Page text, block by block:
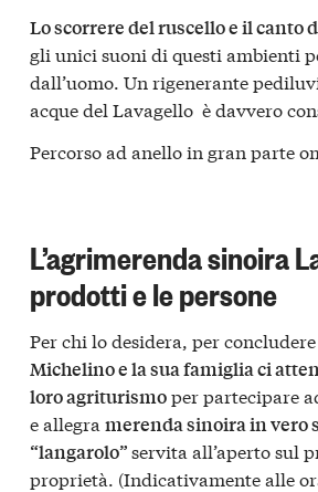
Lo scorrere del ruscello e il canto
gli unici suoni di questi ambienti
dall’uomo. Un rigenerante
acque del Lavagello è davvero
Percorso ad anello in gran parte
L’agrimerenda sinoira
prodotti e le persone
Per chi lo desidera, per concludere
Michelino e la sua famiglia ci
loro agriturismoper partecipare
e allegra merenda sinoira in vero
“langarolo”servita all’aperto sul
proprietà. (Indicativamente alle